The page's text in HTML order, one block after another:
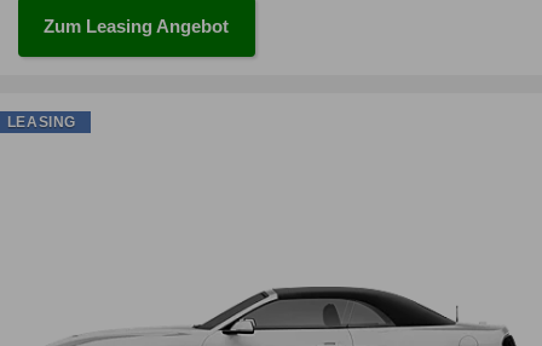
Zum Leasing Angebot
LEASING